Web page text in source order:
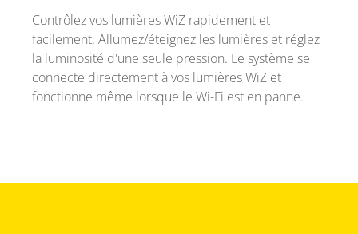
Contrôlez vos lumières WiZ rapidement et
facilement. Allumez/éteignez les lumières et réglez
la luminosité d'une seule pression. Le système se
connecte directement à vos lumières WiZ et
fonctionne même lorsque le Wi-Fi est en panne.